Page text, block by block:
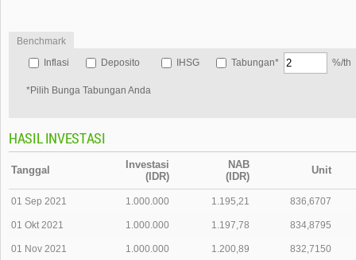
Benchmark
Inflasi
Deposito IHSG Tabungan* %/th
*Pilih Bunga Tabungan Anda
HASIL INVESTASI
Tanggal
Investasi
(IDR)
NAB
(IDR)
Unit
01 Sep 2021 1.000.000 1.195,21 836,6707
01 Okt 2021 1.000.000 1.197,78 834,8795
01 Nov 2021 1.000.000 1.200,89 832,7150